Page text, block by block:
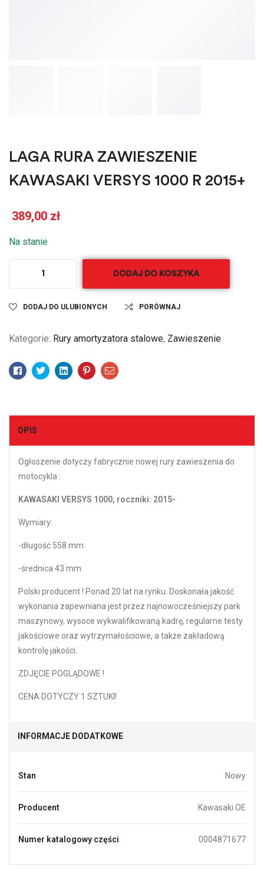
LAGA RURA ZAWIESZENIE
KAWASAKI VERSYS 1000 R 2015+
389,00 zł
Na stanie
DODAJ DO KOSZYKA
DODAJ DO ULUBIONYCH PORÓWNAJ
Kategorie: Rury amortyzatora stalowe, Zawieszenie
Facebook
TwitterLinkedinPinterestEmail
OPIS
Ogłoszenie dotyczy fabrycznie nowej rury zawieszenia do
motocykla :
KAWASAKI VERSYS 1000, roczniki: 2015-
Wymiary:
-długość 558 mm
-średnica 43 mm
Polski producent ! Ponad 20 lat na rynku. Doskonała jakość
wykonania zapewniana jest przez najnowocześniejszy park
maszynowy, wysoce wykwalifikowaną kadrę, regularne testy
jakościowe oraz wytrzymałościowe, a także zakładową
kontrolę jakości.
ZDJĘCIE POGLĄDOWE !
CENA DOTYCZY 1 SZTUKI!
INFORMACJE DODATKOWE
Stan Nowy
Producent Kawasaki OE
Numer katalogowy części 0004871677